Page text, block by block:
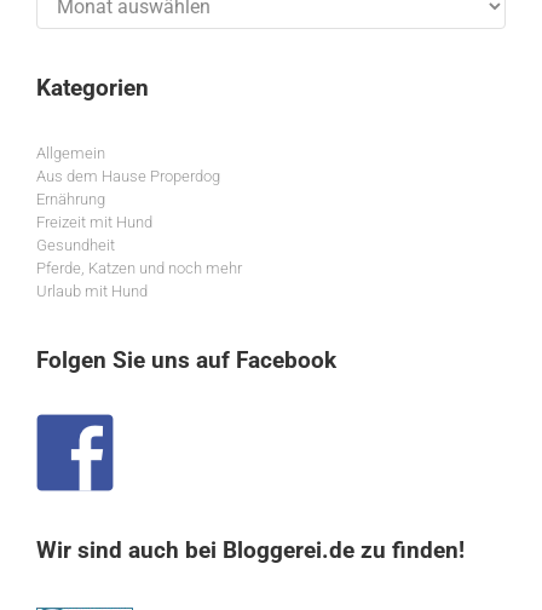
Kategorien
Allgemein
Aus dem Hause Properdog
Ernährung
Freizeit mit Hund
Gesundheit
Pferde, Katzen und noch mehr
Urlaub mit Hund
Folgen Sie uns auf Facebook
Wir sind auch bei Bloggerei.de zu finden!